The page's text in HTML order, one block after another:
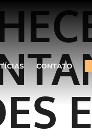
CONTATO